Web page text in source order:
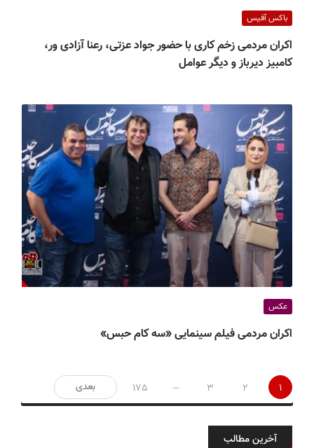
باکس آفیس
اکران مردمی زخم کاری با حضور جواد عزتی، رعنا آزادی ور،
کامبیز دیرباز و دیگر عوامل
عکس
اکران مردمی فیلم سینمایی «سه کام حبس»
صفحه‌بندی
نوشته‌ها
1
2
3
…
175 بعدی
آخرین مطالب